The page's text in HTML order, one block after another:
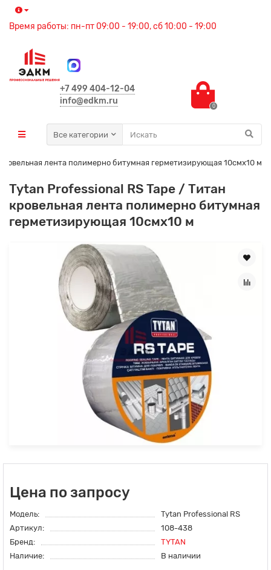
Время работы: пн-пт 09:00 - 19:00, сб 10:00 - 19:00
+7 499 404-12-04
info@edkm.ru
0
Все категории
лента полимерно битумная герметизирующая 10смх10 м
Tytan Professional RS Tape / Титан
кровельная лента полимерно битумная
герметизирующая 10смх10 м
Цена по запросу
Модель:
Tytan Professional RS
Артикул:
108-438
Бренд:
TYTAN
Наличие:
В наличии